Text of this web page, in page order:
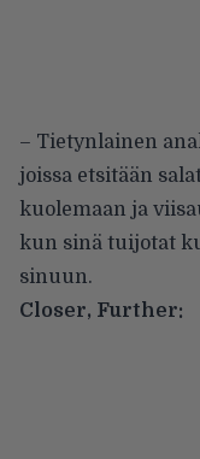
– Tietynlainen
joissa etsitään
kuolemaan ja
kun sinä tuijotat
sinuun.
Closer, Further: